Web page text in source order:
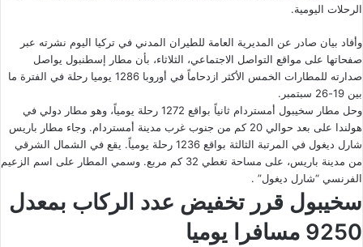
الرحلات اليومية.
وأفاد بيان صادر عن المديرية العامة للطيران المدني في تركيا اليوم نشرته عبر
صفحاتها على مواقع التواصل الاجتماعي، الثلاثاء، بأن مطار إسطنبول يواصل
صدارته للمطارات الخمس الأكثر ازدحاماً في أوروبا 1286 يوميا رحلة في الفترة ما
بين 19-26 سبتمبر.
وحل مطار سخيبول أمستردام ثانياً بواقع 1272 رحلة يومياً، وهو مطار دولي في
هولندا على بعد حوالي 20 كم من جنوب غرب مدينة أمستردام. وجاء مطار باريس
شارل ديغول في المرتبة الثالثة بواقع 1236 رحلة يومياً. يقع في الشمال الشرقي
من مدينة باريس، على مساحة تغطي 32 كم مربع. وسمي المطار على اسم الزعيم
الفرنسي “شارل ديغول” .
سخيبول قرر تخفيض عدد الركاب بمعدل
9250 مسافرا يوميا